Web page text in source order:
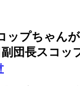
ップちゃん
団長スコッ